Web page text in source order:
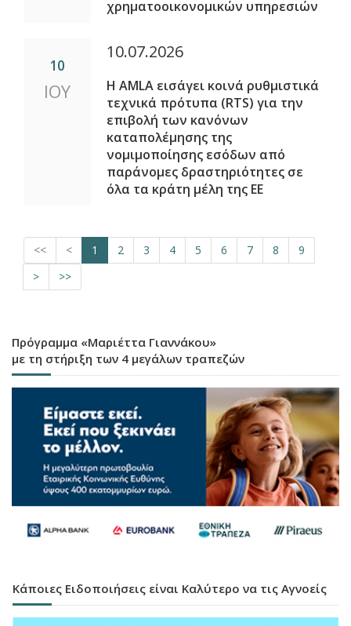
χρηματοοικονομικών υπηρεσιών
10
ΙΟΥ
10.07.2026
Η AMLA εισάγει κοινά ρυθμιστικά
τεχνικά πρότυπα (RTS) για την
επιβολή των κανόνων
καταπολέμησης της
νομιμοποίησης εσόδων από
παράνομες δραστηριότητες σε
όλα τα κράτη μέλη της ΕΕ
<< < 1 2 3 4 5 6 7 8
9
>
>>
Πρόγραμμα «Μαριέττα Γιαννάκου»
με τη στήριξη των 4 μεγάλων τραπεζών
Κάποιες Ειδοποιήσεις είναι Καλύτερο να τις Αγνοείς